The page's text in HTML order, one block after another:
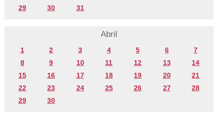
29
30 31
Abril
1 2 3 4 5 6
7
8
9 10 11 12 13
14
15
16 17 18 19 20
21
22
23 24 25 26 27
28
29
30